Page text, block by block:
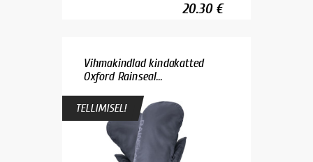
20.30 €
Vihmakindlad kindakatted
Oxford Rainseal...
TELLIMISEL!